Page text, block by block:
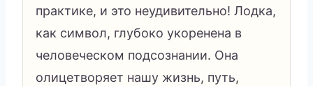
практике, и это неудивительно! Лодка,
как символ, глубоко укоренена в
человеческом подсознании. Она
олицетворяет нашу жизнь, путь,